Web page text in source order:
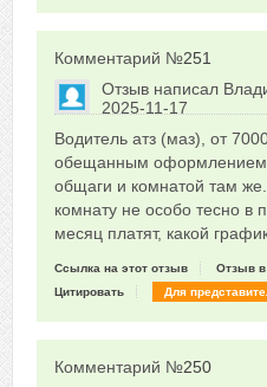
Комментарий №251
Отзыв написал
2025-11-17
0
Водитель атз (маз), от
обещанным оформлением,
общаги и комнатой там
комнату не особо тесно в
месяц платят, какой
Ссылка на этот отзыв
Отзыв в
Цитировать
Для
Комментарий №250